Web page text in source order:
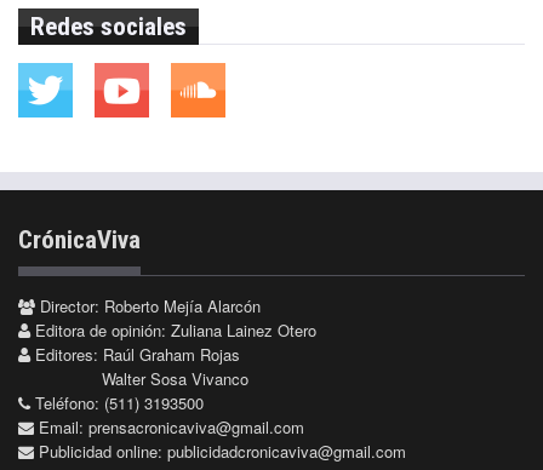
Redes sociales
CrónicaViva
Director: Roberto Mejía Alarcón
Editora de opinión: Zuliana Lainez Otero
Editores: Raúl Graham Rojas
Walter Sosa Vivanco
Teléfono: (511) 3193500
Email: prensacronicaviva@gmail.com
Publicidad online: publicidadcronicaviva@gmail.com